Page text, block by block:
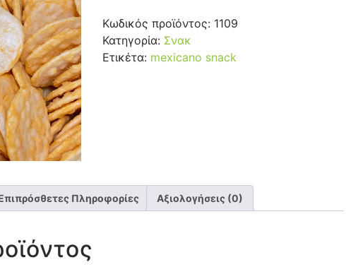
Κωδικός προϊόντος: 1109
Κατηγορία: Σνακ
Ετικέτα: mexicano snack
Πληροφορίες Αξιολογήσεις (0)